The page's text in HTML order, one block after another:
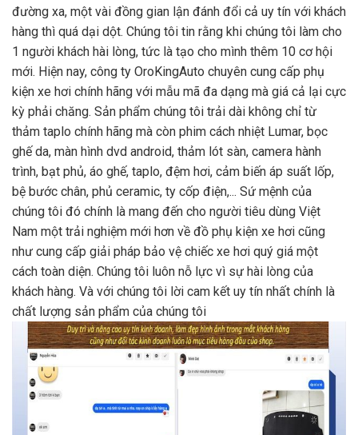
đường xa, một vài đồng gian lận đánh đổi cả uy tín với khách
hàng thì quá dại dột. Chúng tôi tin rằng khi chúng tôi làm cho
1 người khách hài lòng, tức là tạo cho mình thêm 10 cơ hội
mới. Hiện nay, công ty OroKingAuto chuyên cung cấp phụ
kiện xe hơi chính hãng với mẫu mã đa dạng mà giá cả lại cực
kỳ phải chăng. Sản phẩm chúng tôi trải dài không chỉ từ
thảm taplo chính hãng mà còn phim cách nhiệt Lumar, bọc
ghế da, màn hình dvd android, thảm lót sàn, camera hành
trình, bạt phủ, áo ghế, taplo, đệm hơi, cảm biến áp suất lốp,
bệ bước chân, phủ ceramic, ty cốp điện,... Sứ mệnh của
chúng tôi đó chính là mang đến cho người tiêu dùng Việt
Nam một trải nghiệm mới hơn về đồ phụ kiện xe hơi cũng
như cung cấp giải pháp bảo vệ chiếc xe hơi quý giá một
cách toàn diện. Chúng tôi luôn nỗ lực vì sự hài lòng của
khách hàng. Và với chúng tôi lời cam kết uy tín nhất chính là
chất lượng sản phẩm của chúng tôi